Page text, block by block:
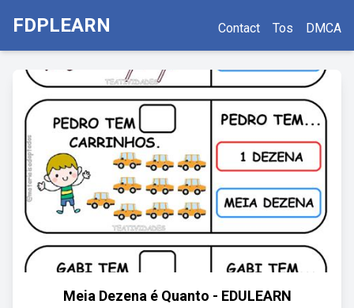
FDPLEARN Contact Tos DMCA
Meia Dezena é Quanto - EDULEARN